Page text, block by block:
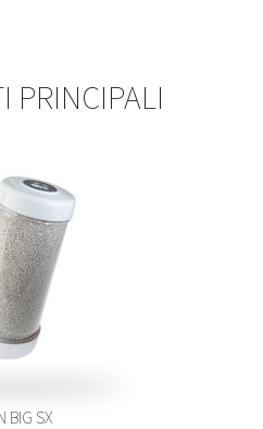
PRINCIPALI
BIG SX